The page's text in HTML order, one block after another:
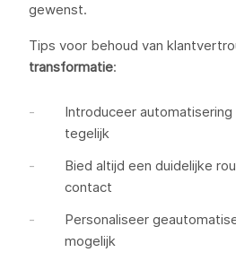
gewenst.
Tips voor behoud van
transformatie:
Introduceer
tegelijk
Bied altijd een duidelijke
contact
Personaliseer
mogelijk